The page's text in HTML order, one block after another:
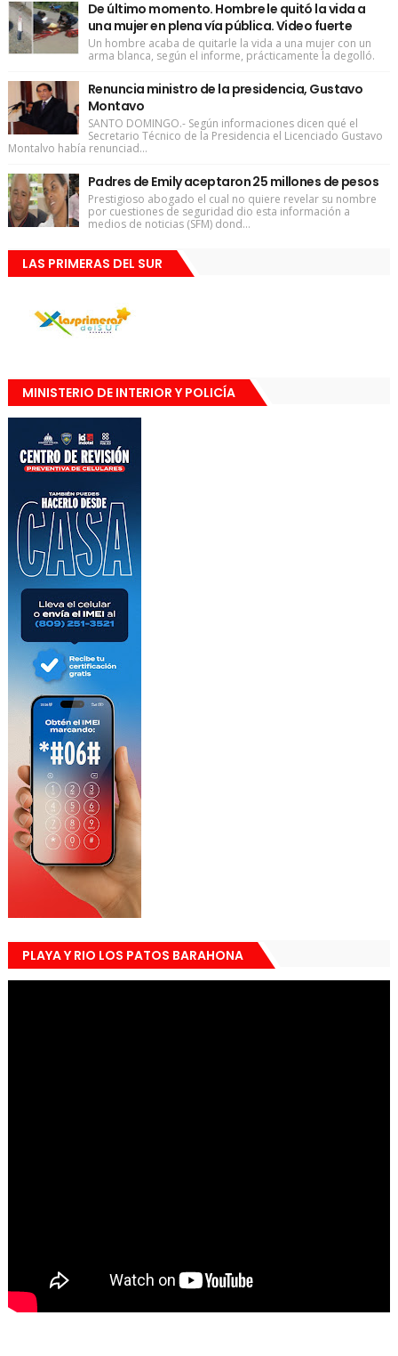
De último momento. Hombre le quitó la vida a
una mujer en plena vía pública. Video fuerte
Un hombre acaba de quitarle la vida a una mujer con un
arma blanca, según el informe, prácticamente la degolló.
Renuncia ministro de la presidencia, Gustavo
Montavo
SANTO DOMINGO.- Según informaciones dicen qué el
Secretario Técnico de la Presidencia el Licenciado Gustavo
Montalvo había renunciad...
Padres de Emily aceptaron 25 millones de pesos
Prestigioso abogado el cual no quiere revelar su nombre
por cuestiones de seguridad dio esta información a
medios de noticias (SFM) dond...
LAS PRIMERAS DEL SUR
MINISTERIO DE INTERIOR Y POLICÍA
PLAYA Y RIO LOS PATOS BARAHONA